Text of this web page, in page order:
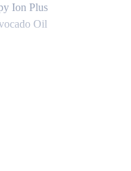
Ion Plus
Oil